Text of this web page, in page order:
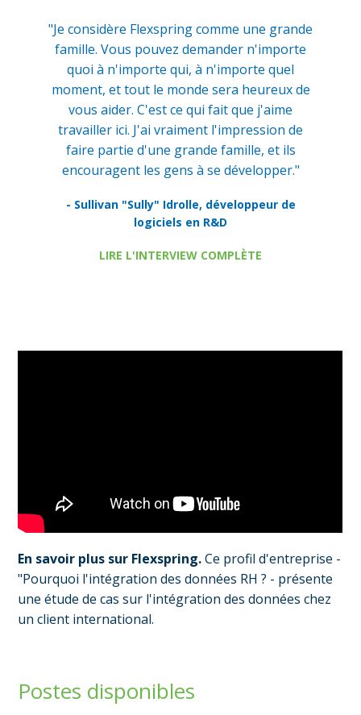
"Je considère Flexspring comme une grande
famille. Vous pouvez demander n'importe
quoi à n'importe qui, à n'importe quel
moment, et tout le monde sera heureux de
vous aider. C'est ce qui fait que j'aime
travailler ici. J'ai vraiment l'impression de
faire partie d'une grande famille, et ils
encouragent les gens à se développer."
- Sullivan "Sully" Idrolle, développeur de
logiciels en R&D
LIRE L'INTERVIEW COMPLÈTE
En savoir plus sur Flexspring.Ce profil d'entreprise -
"Pourquoi l'intégration des données RH ? - présente
une étude de cas sur l'intégration des données chez
un client international.
Postes disponibles